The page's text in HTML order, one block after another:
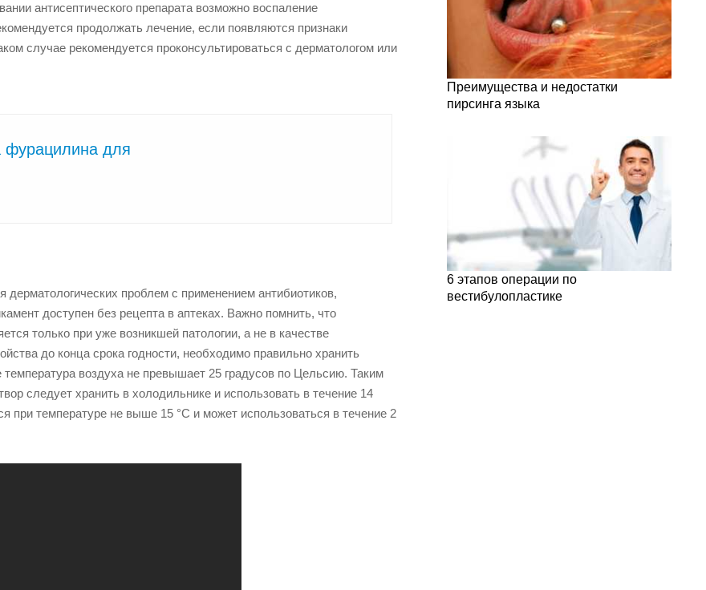
антисептического препарата возможно воспаление
продолжать лечение, если появляются признаки
случае рекомендуется проконсультироваться с дерматологом или
фурацилина для
проблем с применением антибиотиков,
доступен без рецепта в аптеках. Важно помнить, что
только при уже возникшей патологии, а не в качестве
до конца срока годности, необходимо правильно хранить
воздуха не превышает 25 градусов по Цельсию. Таким
следует хранить в холодильнике и использовать в течение 14
при температуре не выше 15 °C и может использоваться в течение 2
Преимущества и недостатки
пирсинга языка
6 этапов операции по
вестибулопластике